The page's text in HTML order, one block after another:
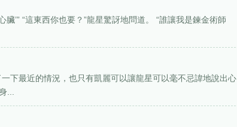
’” “這東西你也要？”龍星驚訝地問道。 “誰讓我是鍊金術師
下最近的情況，也只有凱麗可以讓龍星可以毫不忌諱地說出心
...